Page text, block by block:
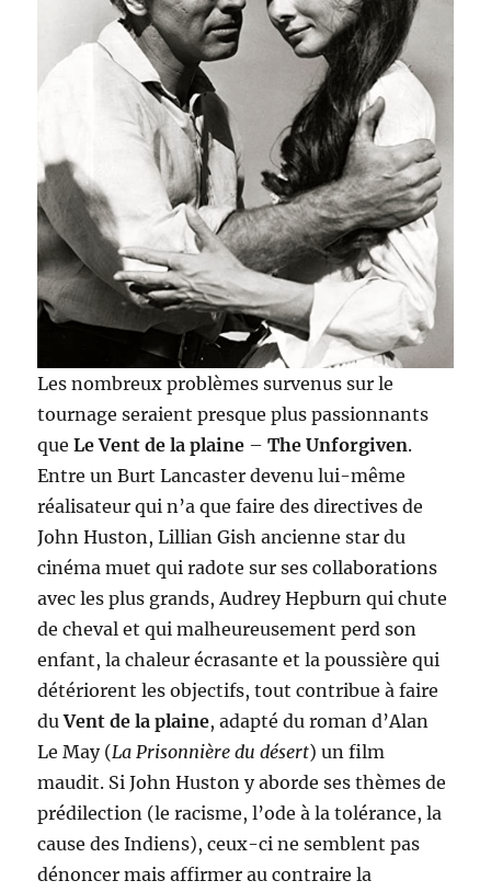
Les nombreux problèmes survenus sur le
tournage seraient presque plus passionnants
queLe Vent de la plaine –The Unforgiven.
Entre un Burt Lancaster devenu lui-même
réalisateur qui n’a que faire des directives de
John Huston, Lillian Gish ancienne star du
cinéma muet qui radote sur ses collaborations
avec les plus grands, Audrey Hepburn qui chute
de cheval et qui malheureusement perd son
enfant, la chaleur écrasante et la poussière qui
détériorent les objectifs, tout contribue à faire
duVent de la plaine, adapté du roman d’Alan
Le May (La Prisonnière du désert) un film
maudit. Si John Huston y aborde ses thèmes de
prédilection (le racisme, l’ode à la tolérance, la
cause des Indiens), ceux-ci ne semblent pas
dénoncer mais affirmer au contraire la